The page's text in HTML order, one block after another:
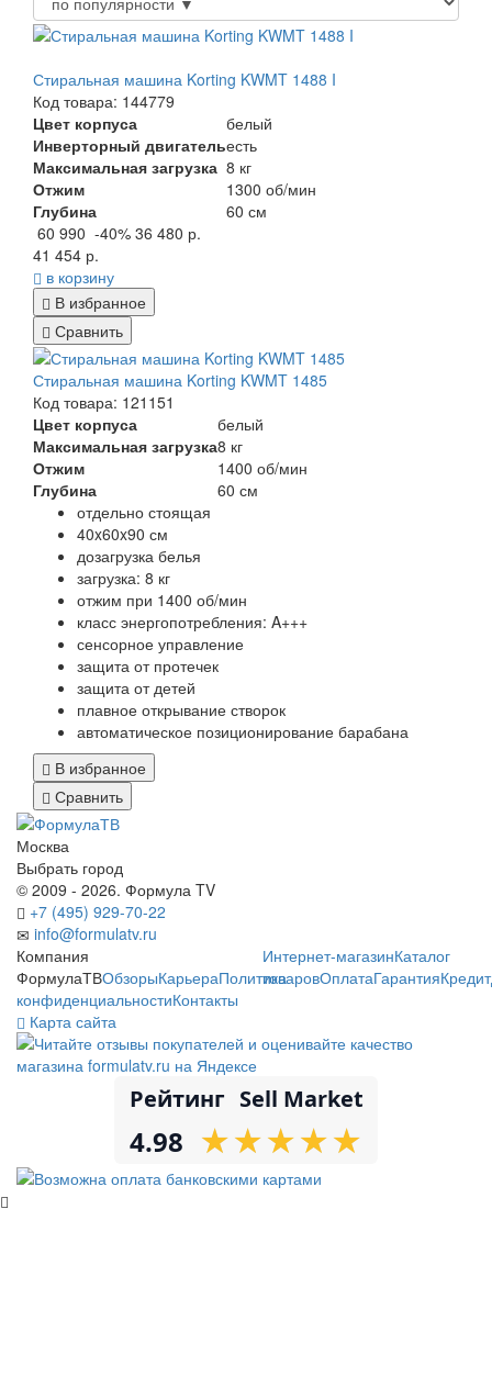
Стиральная машина Korting KWMT 1488 I
Код товара: 144779
Цвет корпуса
белый
Инверторный двигательесть
Максимальная загрузка 8 кг
Отжим
1300 об/мин
Глубина
60 см
60 990 -40% 36 480 р.
41 454 р.
в корзину
В избранное
Сравнить
Стиральная машина Korting KWMT 1485
Код товара: 121151
Цвет корпуса
белый
Максимальная загрузка8 кг
Отжим
1400 об/мин
Глубина
60 см
отдельно стоящая
40x60x90 см
дозагрузка белья
загрузка: 8 кг
отжим при 1400 об/мин
класс энергопотребления: A+++
сенсорное управление
защита от протечек
защита от детей
плавное открывание створок
автоматическое позиционирование барабана
В избранное
Сравнить
Москва
Выбрать город
© 2009 - 2026. Формула TV
+7 (495) 929-70-22
info@formulatv.ru
Компания
ФормулаТВОбзорыКарьераПолитика
конфиденциальностиКонтакты
Интернет-магазинКаталог
товаровОплатаГарантияКредит
Карта сайта
Рейтинг Sell Market
4.98 ★
★★
★★
★★
★★
★